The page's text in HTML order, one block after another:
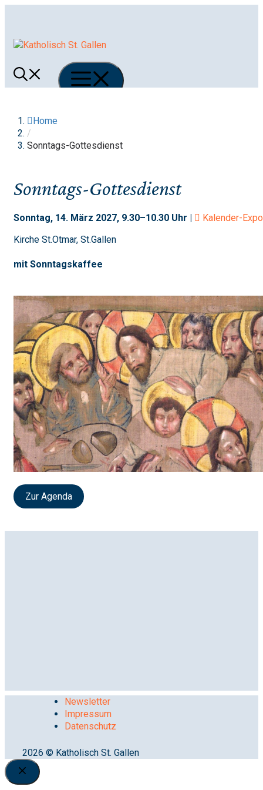
Menü
Home
/
Sonntags-Gottesdienst
Sonntags-Gottesdienst
Sonntag, 14. März 2027, 9.30–10.30 Uhr |
Kalender-
Kirche St.Otmar, St.Gallen
mit Sonntagskaffee
Zur Agenda
Newsletter
Impressum
Datenschutz
2026 © Katholisch St. Gallen
Close